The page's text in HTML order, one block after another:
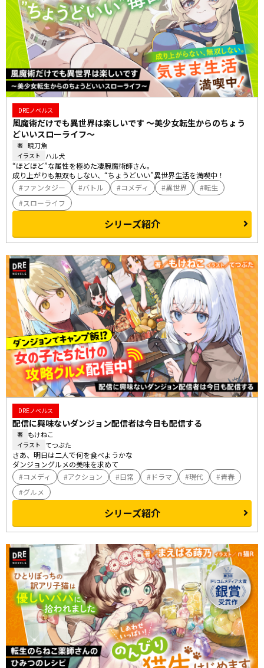
DREノベルス
風魔術だけでも異世界は楽しいです ～美少女転生からのちょう
どいいスローライフ～
著 暁刀魚
イラスト ハル犬
“ほどほど”な属性を極めた凄腕魔術師さん。
成り上がりも無双もしない、“ちょうどいい”異世界生活を満喫中！
ファンタジー
バトル コメディ 異世界
転生
スローライフ
シリーズ紹介
DREノベルス
配信に興味ないダンジョン配信者は今日も配信する
著 もけねこ
イラスト てつぶた
さあ、明日は二人で何を食べようかな
ダンジョングルメの美味を求めて――
コメディ
アクション 日常 ドラマ 現代
青春
グルメ
シリーズ紹介